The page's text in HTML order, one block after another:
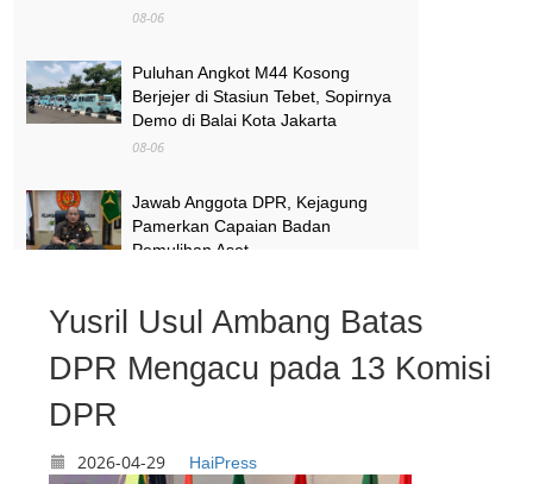
08-06
Puluhan Angkot M44 Kosong
Berjejer di Stasiun Tebet, Sopirnya
Demo di Balai Kota Jakarta
08-06
Jawab Anggota DPR, Kejagung
Pamerkan Capaian Badan
Pemulihan Aset
Melihat Terminal Pondok Cabe
Tangsel yang Mendadak Viral Usai
Jadi Lokasi Syuting No Na
Yusril Usul Ambang Batas
DPR Mengacu pada 13 Komisi
DPR
2026-04-29 HaiPress